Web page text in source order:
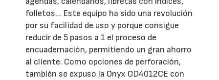
folletos... Este equipo ha sido una revolución
por su facilidad de uso y porque consigue
reducir de 5 pasos a 1 el proceso de
encuadernación, permitiendo un gran ahorro
al cliente. Como opciones de perforación,
también se expuso la Onyx OD4012CE con